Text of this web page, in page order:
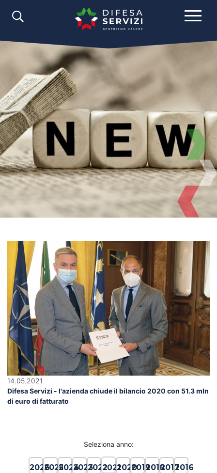
14.05.2021
Difesa Servizi - l'azienda chiude il bilancio 2020 con 51.3 mln
di euro di fatturato
Seleziona anno:
20262025202420232022202120202019201820172016